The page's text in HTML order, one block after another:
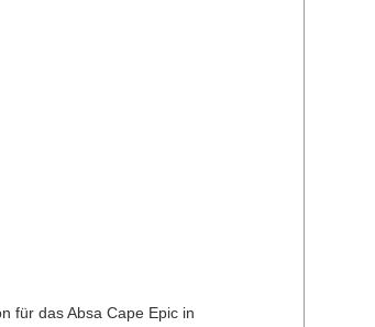
für das Absa Cape Epic in